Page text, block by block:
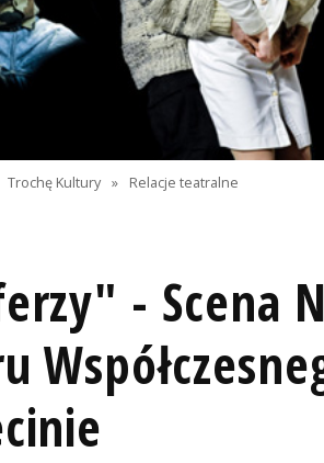
Trochę Kultury » Relacje teatralne
- Scena